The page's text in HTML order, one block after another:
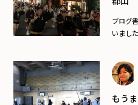
ブログ
いまし
もう